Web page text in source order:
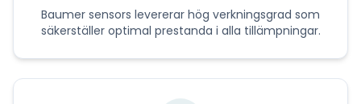
Baumer sensors levererar hög verkningsgrad som
säkerställer optimal prestanda i alla tillämpningar.